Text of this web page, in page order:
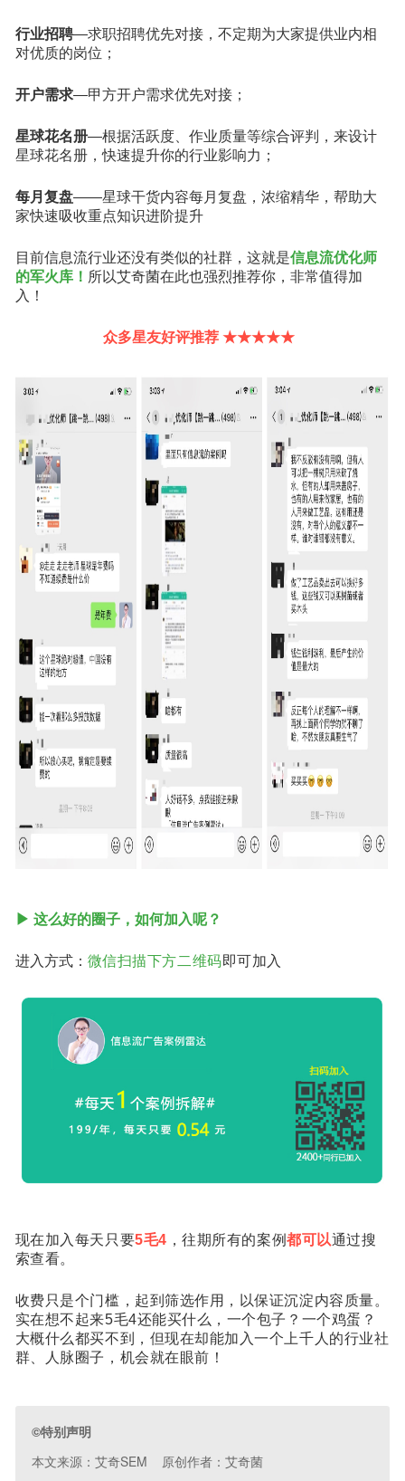
行业招聘—求职招聘优先对接， 不定期为大家提供业内相
对优质的岗位；
开户需求—甲方开户需求优先对接；
星球花名册—根据活跃度、作业质量等综合评判，来设计
星球花名册，快速提升你的行业影响力；
每月复盘——星球干货内容每月复盘，浓缩精华，帮助大
家快速吸收重点知识进阶提升
目前信息流行业还没有类似的社群，这就是信息流优化师
的军火库！ 所以艾奇菌在此也强烈推荐你，非常值得加
入！
众多星友好评推荐 ★★★★★
▶ 这么好的圈子，如何加入呢？
进入方式： 微信扫描下方二维码即可加入
现在加入每天只要5毛4 ，往期所有的案例都可以通过搜
索查看。
收费只是个门槛，起到筛选作用，以保证沉淀内容质量。
实在想不起来5毛4还能买什么，一个包子？一个鸡蛋？
大概什么都买不到，但现在却能加入一个上千人的行业社
群、人脉圈子，机会就在眼前！
©特别声明
本文来源：艾奇SEM 原创作者：艾奇菌